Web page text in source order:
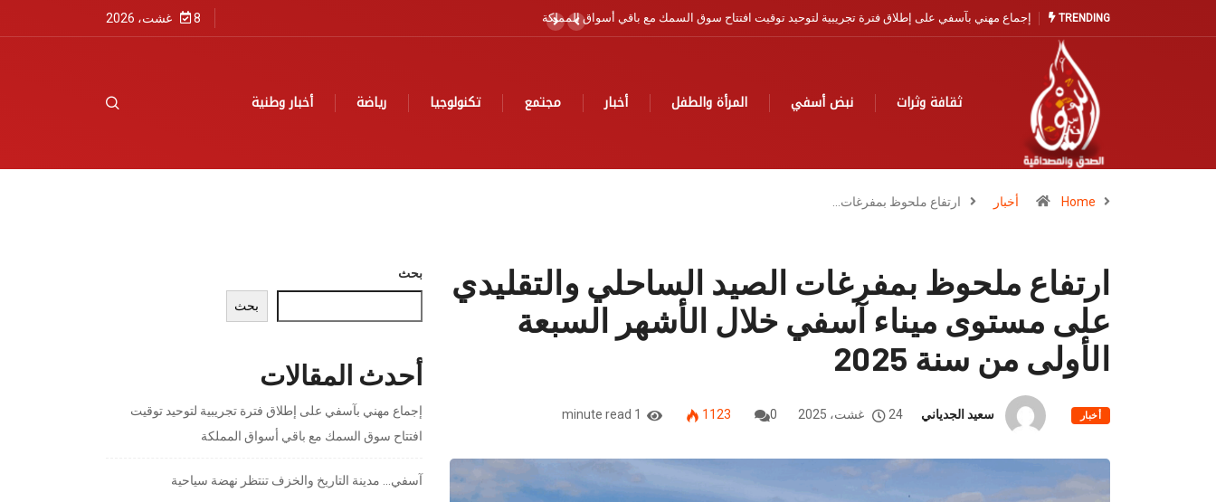
TRENDING آسفي… مدينة التاريخ والخزف تنتظر نهضة سياحية 8 غشت، 2026
ثقافة وثرات نبض أسفي المرأة والطفل أخبار مجتمع تكنولوجيا رياضة أخبار وطنية
Home أخبار ارتفاع ملحوظ بمفرغات…
ارتفاع ملحوظ بمفرغات الصيد الساحلي والتقليدي
على مستوى ميناء آسفي خلال الأشهر السبعة
الأولى من سنة 2025
أخبار سعيد الجدياني 24 غشت، 2025 0
1123
1 minute read
بحث
بحث
أحدث المقالات
إجماع مهني بآسفي على إطلاق فترة تجريبية لتوحيد توقيت
افتتاح سوق السمك مع باقي أسواق المملكة
آسفي… مدينة التاريخ والخزف تنتظر نهضة سياحية